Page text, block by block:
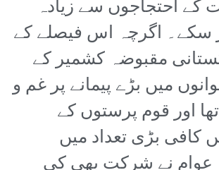
کے احتجاجوں سے زیادہ
سکے۔ اگرچہ اس فیصلے کے
مقبوضہ کشمیر کے
میں بڑے پیمانے پر غم و
اور قوم پرستوں کے
کافی بڑی تعداد میں